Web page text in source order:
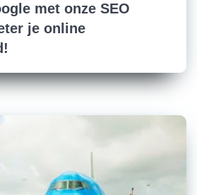
met onze SEO
je online